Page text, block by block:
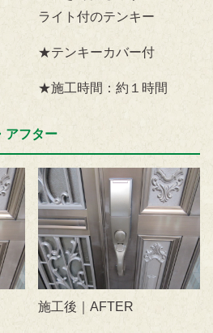
ライト付のテンキー
★テンキーカバー付
★施工時間：約１時間
フター
施工後｜AFTER